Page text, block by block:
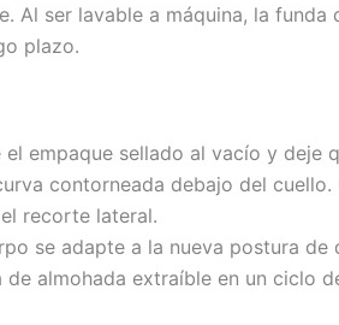
Al ser lavable a máquina, la
plazo.
empaque sellado al vacío y deje
contorneada debajo del
recorte lateral.
se adapte a la nueva postura
almohada extraíble en un ciclo